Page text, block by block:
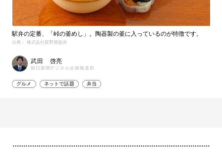
駅弁の定番、「峠の釜めし」。陶器製の釜に入っているのが特徴です。
出典： 株式会社荻野屋提供
武田 啓亮
朝日新聞デジタル企画報道部
グルメ ネットで話題 弁当